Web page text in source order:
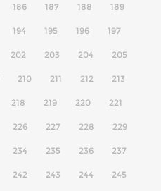
186 187 188 189
194 195 196 197
202 203 204 205
210 211 212 213
218 219 220 221
226 227 228 229
234 235 236 237
242 243 244 245